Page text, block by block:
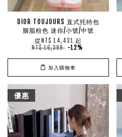
DIOR TOUJOURS 直式托特包
胭脂粉色 迷你/小號/中號
從 NT$ 14,431 起
NT$ 16,399 -12%
加入購物車
優惠